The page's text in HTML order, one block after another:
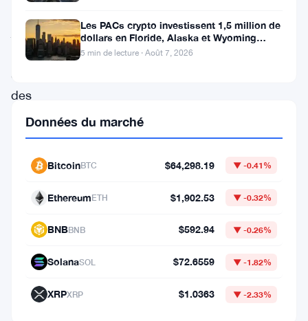
jalon
notable
avec
des
revenus
quotidiens
atteignant
millions
mettant
Les PACs crypto investissent 1,5 million de
dollars en Floride, Alaska et Wyoming
après un revers au Michigan
5 min de lecture · Août 7, 2026
Données du marché
BitcoinBTC $64,298.19 ▼ -0.41%
EthereumETH $1,902.53 ▼ -0.32%
BNBBNB $592.94 ▼ -0.26%
SolanaSOL $72.6559 ▼ -1.82%
XRPXRP $1.0363 ▼ -2.33%